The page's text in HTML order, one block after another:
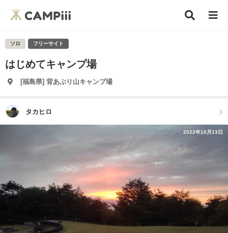
ソロ フリーサイト
はじめてキャンプ場
[福島県] 背あぶり山キャンプ場
タカヒロ
2022年10月13日